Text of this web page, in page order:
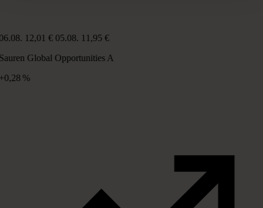
12,01 € 05.08. 11,95 €
Global Opportunities A
%